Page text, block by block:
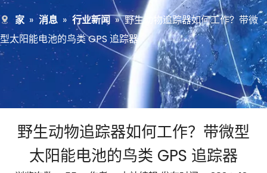
家 » 消息 » 行业新闻 » 野生动物追踪器如何工作？带微
型太阳能电池的鸟类 GPS 追踪器
野生动物追踪器如何工作？带微型
太阳能电池的鸟类 GPS 追踪器